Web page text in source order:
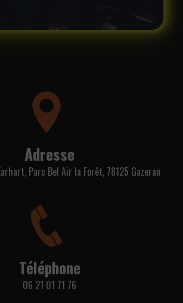
Adresse
Parc Bel Air la Forêt, 78125 Gazeran
Téléphone
06 21 01 71 76